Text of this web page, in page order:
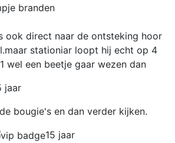
branden
ook direct naar de ontsteking hoor
stationiar loopt hij echt op 4
wel een beetje gaar wezen dan
jaar
bougie's en dan verder kijken.
15 jaar